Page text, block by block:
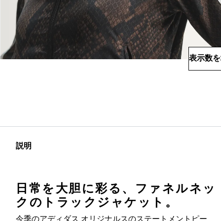
表示数
説明
日常を大胆に彩る、ファネルネッ
クのトラックジャケット。